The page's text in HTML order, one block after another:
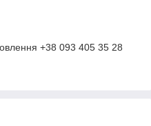
+38 093 405 35 28